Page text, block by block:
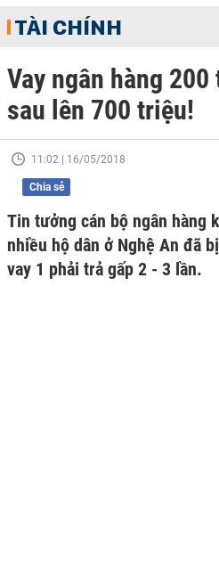
TÀI CHÍNH
Vay ngân hàng
sau lên 700 triệu!
11:02 | 16/05/2018
Chia sẻ
Tin tưởng cán bộ ngân hàng
nhiều hộ dân ở Nghệ An đã
vay 1 phải trả gấp 2 - 3 lần.